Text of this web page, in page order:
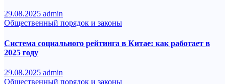
29.08.2025 admin
Общественный порядок и законы
Система социального рейтинга в Китае: как работает в
2025 году
29.08.2025 admin
Общественный порядок и законы